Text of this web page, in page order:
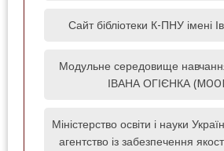
Сайт бібліотеки К-ПНУ імені
Модульне середовище
ІВАНА ОГІЄНКА
Міністерство освіти і науки
агентство із забезпечення